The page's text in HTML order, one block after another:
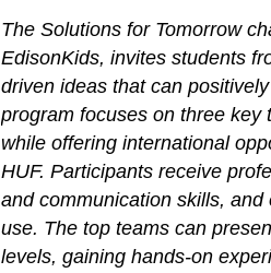
The Solutions for Tomorrow
EdisonKids, invites students
driven ideas that can
program focuses on three key
while offering international
HUF. Participants receive
and communication skills,
use. The top teams can
levels, gaining hands-on